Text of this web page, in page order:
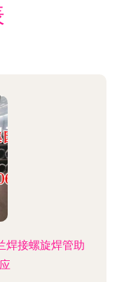
焊接螺旋焊管助